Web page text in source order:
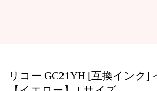
リコー GC21YH [互換インク]